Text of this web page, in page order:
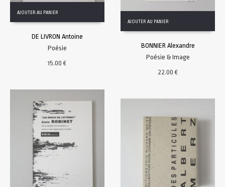
AJOUTER AU PANIER
DE LIVRON Antoine
Poésie
15.00€
AJOUTER AU PANIER
BONNIER Alexandre
Poésie & Image
22.00€